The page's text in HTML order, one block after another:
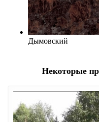
Дымовский
Некоторые